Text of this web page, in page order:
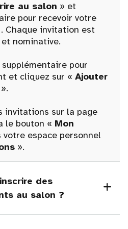
au salon » et
pour recevoir votre
Chaque invitation est
nominative.
pour
et cliquez sur « Ajouter
».
invitations sur la page
le bouton « Mon
votre espace personnel
».
des
au salon ?